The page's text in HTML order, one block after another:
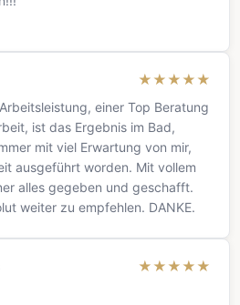
★ ★ ★ ★ ★
einer Top Beratung
ist das Ergebnis im Bad,
mit viel Erwartung von mir,
ausgeführt worden. Mit vollem
alles gegeben und geschafft.
weiter zu empfehlen. DANKE.
★ ★ ★ ★ ★